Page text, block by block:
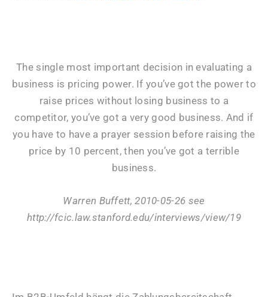
The single most important decision in evaluating a
business is pricing power. If you’ve got the power to
raise prices without losing business to a
competitor, you’ve got a very good business. And if
you have to have a prayer session before raising the
price by 10 percent, then you’ve got a terrible
business.
Warren Buffett, 2010-05-26 see
http://fcic.law.stanford.edu/interviews/view/19